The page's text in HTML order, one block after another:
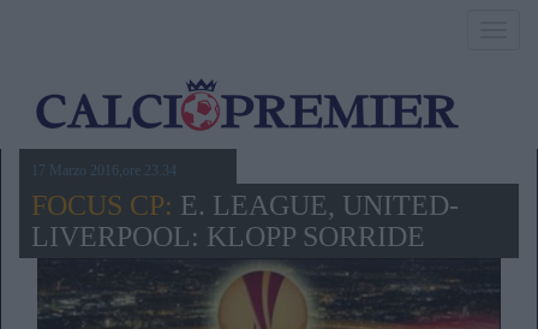
17 Marzo 2016,ore 23.34
FOCUS CP: E. LEAGUE, UNITED-
LIVERPOOL: KLOPP SORRIDE